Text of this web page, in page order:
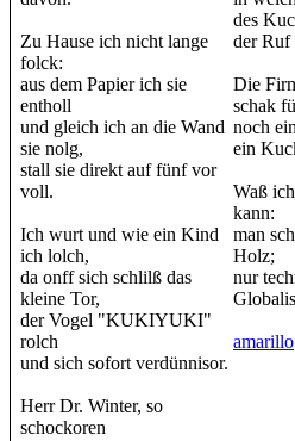
Zu Hause ich nicht lange
folck:
aus dem Papier ich sie
entholl
und gleich ich an die Wand
sie nolg,
stall sie direkt auf fünf vor
voll.
Ich wurt und wie ein Kind
ich lolch,
da onff sich schlilß das
kleine Tor,
der Vogel "KUKIYUKI"
rolch
und sich sofort verdünnisor.
Herr Dr. Winter, so
schockoren
des
der Ruf
Die
schak
noch
ein
Waß
kann:
man
Holz;
nur
amarillo